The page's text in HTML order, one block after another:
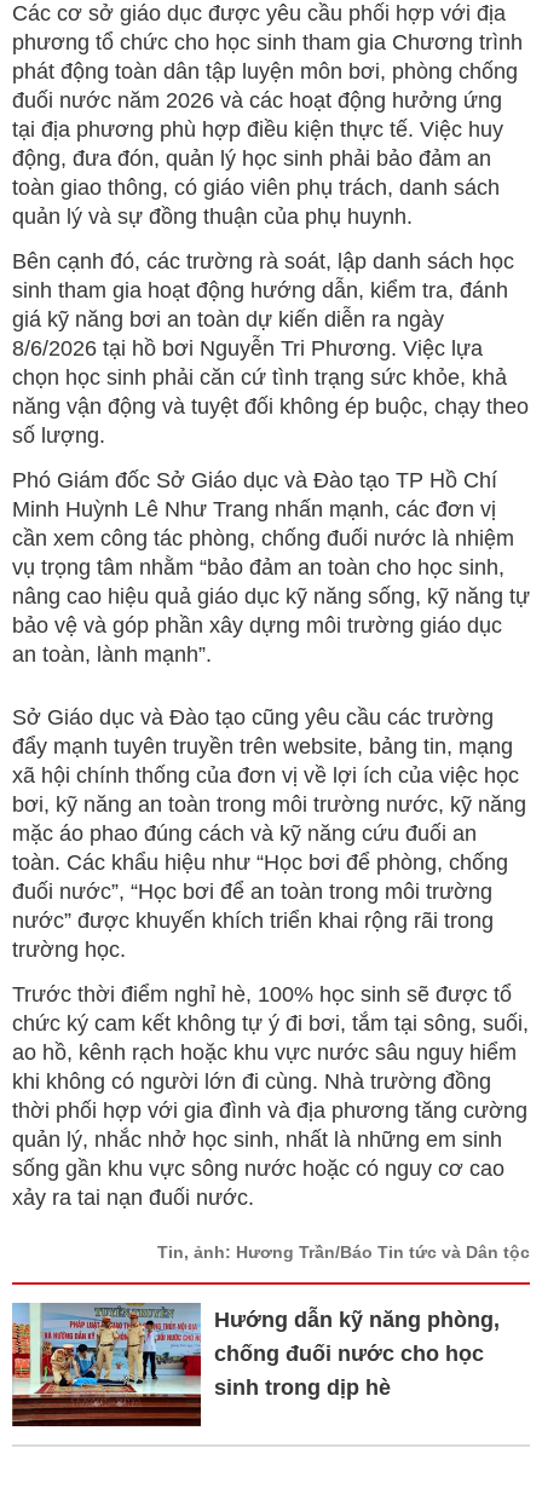
Các cơ sở giáo dục được yêu cầu phối hợp với địa
phương tổ chức cho học sinh tham gia Chương trình
phát động toàn dân tập luyện môn bơi, phòng chống
đuối nước năm 2026 và các hoạt động hưởng ứng
tại địa phương phù hợp điều kiện thực tế. Việc huy
động, đưa đón, quản lý học sinh phải bảo đảm an
toàn giao thông, có giáo viên phụ trách, danh sách
quản lý và sự đồng thuận của phụ huynh.
Bên cạnh đó, các trường rà soát, lập danh sách học
sinh tham gia hoạt động hướng dẫn, kiểm tra, đánh
giá kỹ năng bơi an toàn dự kiến diễn ra ngày
8/6/2026 tại hồ bơi Nguyễn Tri Phương. Việc lựa
chọn học sinh phải căn cứ tình trạng sức khỏe, khả
năng vận động và tuyệt đối không ép buộc, chạy theo
số lượng.
Phó Giám đốc Sở Giáo dục và Đào tạo TP Hồ Chí
Minh Huỳnh Lê Như Trang nhấn mạnh, các đơn vị
cần xem công tác phòng, chống đuối nước là nhiệm
vụ trọng tâm nhằm “bảo đảm an toàn cho học sinh,
nâng cao hiệu quả giáo dục kỹ năng sống, kỹ năng tự
bảo vệ và góp phần xây dựng môi trường giáo dục
an toàn, lành mạnh”.
Sở Giáo dục và Đào tạo cũng yêu cầu các trường
đẩy mạnh tuyên truyền trên website, bảng tin, mạng
xã hội chính thống của đơn vị về lợi ích của việc học
bơi, kỹ năng an toàn trong môi trường nước, kỹ năng
mặc áo phao đúng cách và kỹ năng cứu đuối an
toàn. Các khẩu hiệu như “Học bơi để phòng, chống
đuối nước”, “Học bơi để an toàn trong môi trường
nước” được khuyến khích triển khai rộng rãi trong
trường học.
Trước thời điểm nghỉ hè, 100% học sinh sẽ được tổ
chức ký cam kết không tự ý đi bơi, tắm tại sông, suối,
ao hồ, kênh rạch hoặc khu vực nước sâu nguy hiểm
khi không có người lớn đi cùng. Nhà trường đồng
thời phối hợp với gia đình và địa phương tăng cường
quản lý, nhắc nhở học sinh, nhất là những em sinh
sống gần khu vực sông nước hoặc có nguy cơ cao
xảy ra tai nạn đuối nước.
Tin, ảnh: Hương Trần/Báo Tin tức và Dân tộc
Hướng dẫn kỹ năng phòng,
chống đuối nước cho học
sinh trong dịp hè